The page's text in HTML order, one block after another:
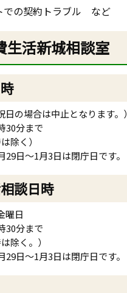
での契約トラブル など
生活新城相談室
の場合は中止となります。）
30分まで
除く）
日～1月3日は閉庁日です。
談日時
曜日
30分まで
除く。）
日～1月3日は閉庁日です。